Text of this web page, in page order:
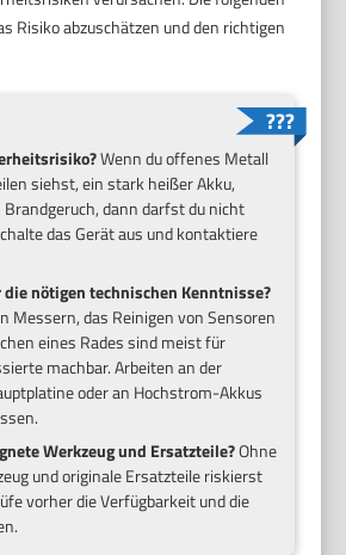
Risiko abzuschätzen und den richtigen
Wenn du offenes Metall
siehst, ein stark heißer Akku,
Brandgeruch, dann darfst du nicht
das Gerät aus und kontaktiere
nötigen technischen Kenntnisse?
Messern, das Reinigen von Sensoren
eines Rades sind meist für
machbar. Arbeiten an der
oder an Hochstrom-Akkus
Werkzeug und Ersatzteile?Ohne
und originale Ersatzteile riskierst
vorher die Verfügbarkeit und die